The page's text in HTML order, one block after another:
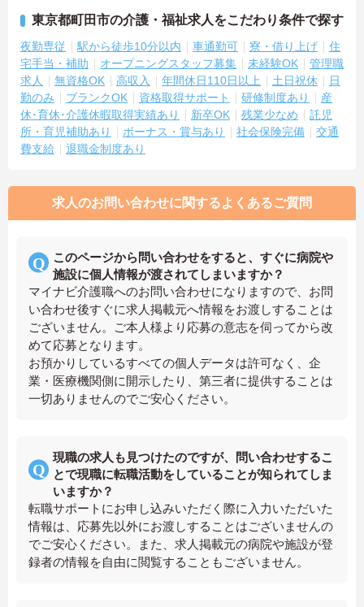
東京都町田市の介護・福祉求人をこだわり条件で探す
夜勤専従 駅から徒歩10分以内 車通勤可 寮・借り上げ
住
宅手当・補助
オープニングスタッフ募集 未経験OK
管理職
求人
無資格OK 高収入 年間休日110日以上 土日祝休
日
勤のみ
ブランクOK 資格取得サポート 研修制度あり
産
休･育休･介護休暇取得実績あり
新卒OK 残業少なめ
託児
所・育児補助あり
ボーナス・賞与あり 社会保険完備
交通
費支給
退職金制度あり
求人のお問い合わせに関するよくあるご質問
このページから問い合わせをすると、すぐに病院や
施設に個人情報が渡されてしまいますか？
マイナビ介護職へのお問い合わせになりますので、お問
い合わせ後すぐに求人掲載元へ情報をお渡しすることは
ございません。ご本人様より応募の意志を伺ってから改
めて応募となります。
お預かりしているすべての個人データは許可なく、企
業・医療機関側に開示したり、第三者に提供することは
一切ありませんのでご安心ください。
現職の求人も見つけたのですが、問い合わせするこ
とで現職に転職活動をしていることが知られてしま
いますか？
転職サポートにお申し込みいただく際に入力いただいた
情報は、応募先以外にお渡しすることはございませんの
でご安心ください。また、求人掲載元の病院や施設が登
録者の情報を自由に閲覧することもございません。